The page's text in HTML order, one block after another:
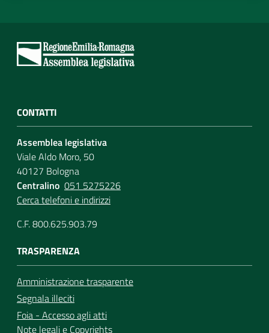
CONTATTI
Assemblea legislativa
Viale Aldo Moro, 50
40127 Bologna
Centralino 051 5275226
Cerca telefoni e indirizzi
C.F. 800.625.903.79
TRASPARENZA
Amministrazione trasparente
Segnala illeciti
Foia - Accesso agli atti
Note legalie Copyrights